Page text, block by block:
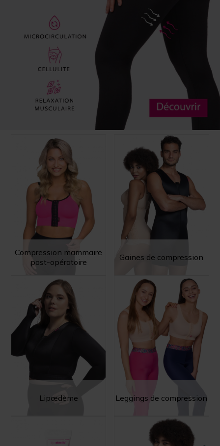
Compression mammaire
post-opératoire
Gaines de compression
Lipœdème Leggings de compression